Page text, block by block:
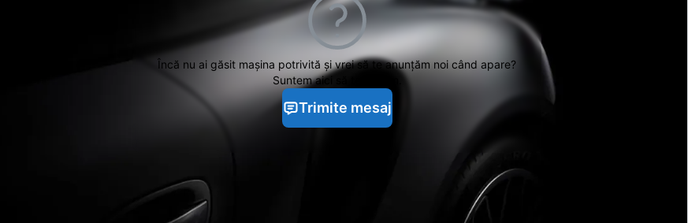
Încă nu ai găsit mașina potrivită și vrei să te anunțăm noi când apare?
Suntem aici să te ajutăm.
Trimite mesaj